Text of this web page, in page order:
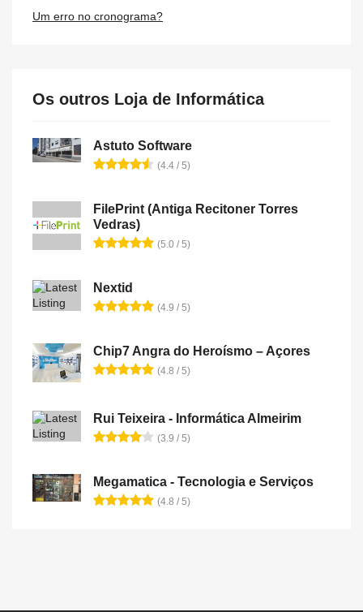
Um erro no cronograma?
Os outros Loja de Informática
Astuto Software
(4.4 / 5)
FilePrint (Antiga Recitoner Torres
Vedras)
(5.0 / 5)
Nextid
(4.9 / 5)
Chip7 Angra do Heroísmo – Açores
(4.8 / 5)
Rui Teixeira - Informática Almeirim
(3.9 / 5)
Megamatica - Tecnologia e Serviços
(4.8 / 5)